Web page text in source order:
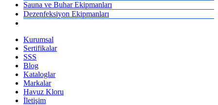
Sauna ve Buhar Ekipmanları
Dezenfeksiyon Ekipmanları
Kurumsal
Sertifikalar
SSS
Blog
Kataloglar
Markalar
Havuz Kloru
İletişim